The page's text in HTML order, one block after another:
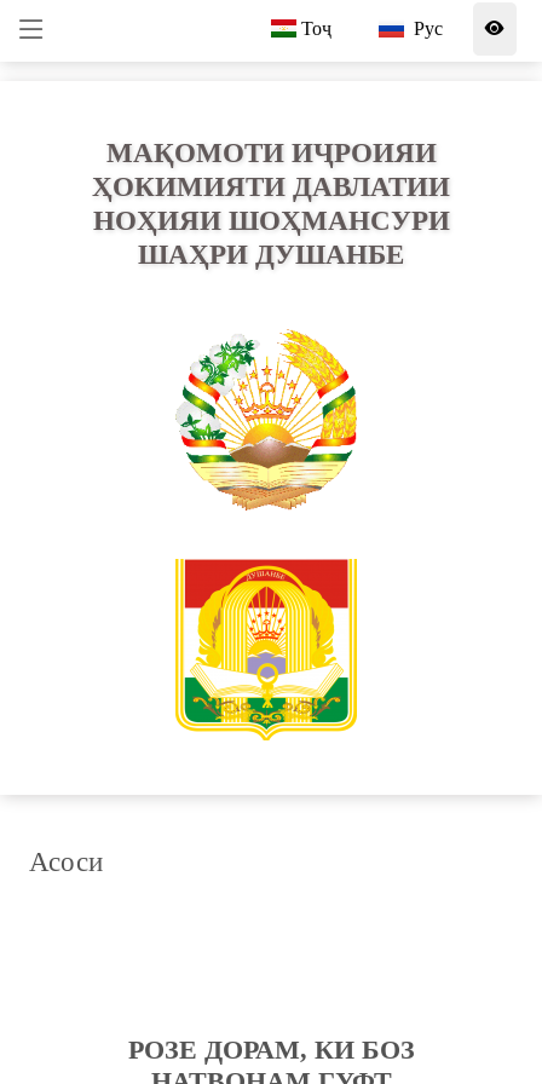
Тоҷ Рус
МАҚОМОТИ ИҶРОИЯИ
ҲОКИМИЯТИ ДАВЛАТИИ
НОҲИЯИ ШОҲМАНСУРИ
ШАҲРИ ДУШАНБЕ
Асоси
РОЗЕ ДОРАМ, КИ БОЗ